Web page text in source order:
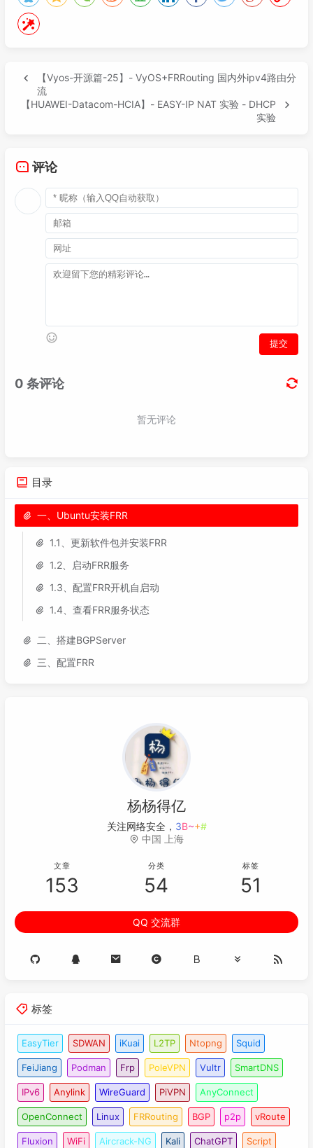
【Vyos-开源篇-25】- VyOS+FRRouting 国内外ipv4路由分
流
【HUAWEI-Datacom-HCIA】- EASY-IP NAT 实验 - DHCP
实验
评论
目录
一、Ubuntu安装FRR
1.1、更新软件包并安装FRR
1.2、启动FRR服务
1.3、配置FRR开机自启动
1.4、查看FRR服务状态
二、搭建BGPServer
三、配置FRR
杨杨得亿
关注网络安全，虚拟化<]c
中国 上海
文章
153
分类
54
标签
51
QQ 交流群
标签
EasyTier SDWAN iKuai L2TP Ntopng Squid
FeiJiang Podman Frp PoleVPN Vultr SmartDNS
IPv6 Anylink WireGuard PiVPN AnyConnect
OpenConnect Linux FRRouting BGP p2p vRoute
Fluxion WiFi Aircrack-NG Kali ChatGPT Script